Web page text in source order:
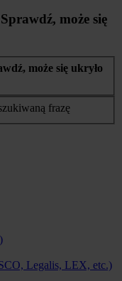
może się
może się ukryło
frazę
Legalis, LEX, etc.)